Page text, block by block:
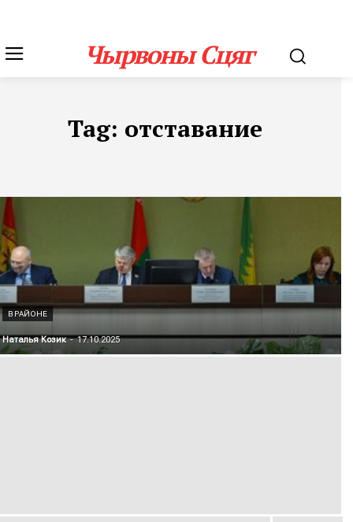
Чырвоны Сцяг
Tag: отставание
В РАЙОНЕ
Наталья Козик - 17.10.2025